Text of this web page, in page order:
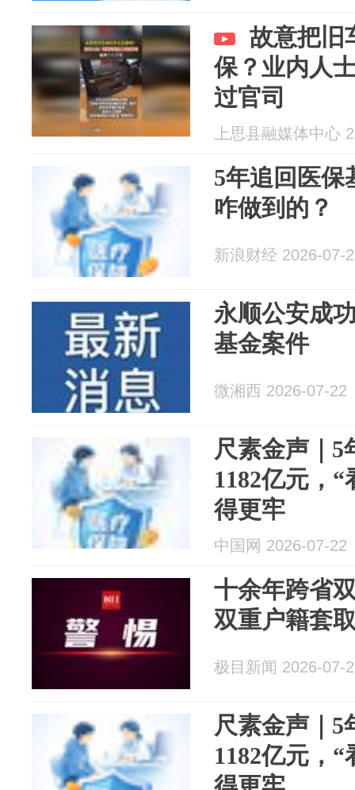
故意把旧
保？业内人
过官司
上思县融媒体中心
5年追回医保
咋做到的？
新浪财经 2026-07-
永顺公安成
基金案件
微湘西 2026-07-22
尺素金声｜5
1182亿元，
得更牢
中国网 2026-07-22
十余年跨省
双重户籍套
极目新闻 2026-07-
尺素金声｜5
1182亿元，